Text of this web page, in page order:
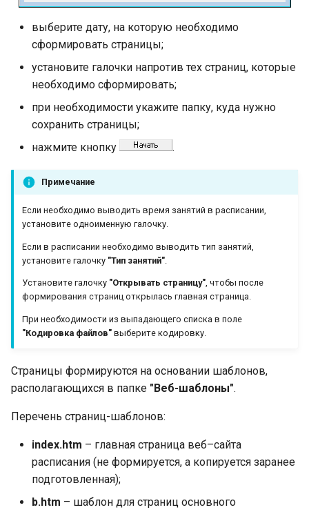
выберите дату, на которую необходимо
сформировать страницы;
установите галочки напротив тех страниц, которые
необходимо сформировать;
при необходимости укажите папку, куда нужно
сохранить страницы;
нажмите кнопку
.
Примечание
Если необходимо выводить время занятий в расписании,
установите одноименную галочку.
Если в расписании необходимо выводить тип занятий,
установите галочку "Тип занятий"
Установите галочку "Открывать страницу", чтобы после
формирования страниц открылась главная страница.
При необходимости из выпадающего списка в поле
"Кодировка файлов" выберите кодировку.
Страницы формируются на основании шаблонов,
располагающихся в папке "Веб-шаблоны".
Перечень страниц-шаблонов:
index.htm – главная страница веб–сайта
расписания (не формируется, а копируется заранее
подготовленная);
b.htm – шаблон для страниц основного